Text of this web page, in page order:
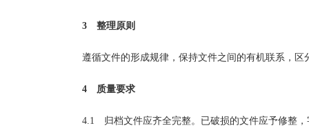
3 整理原则
遵循文件的形成规律，保持文件之间的有机联系，区
4 质量要求
4.1 归档文件应齐全完整。已破损的文件应予修整，